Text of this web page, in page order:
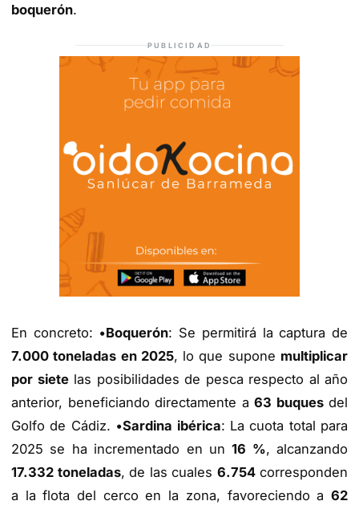
boquerón.
PUBLICIDAD
En concreto: •Boquerón: Se permitirá la captura de
7.000 toneladas en 2025, lo que supone multiplicar
por sietelas posibilidades de pesca respecto al año
anterior, beneficiando directamente a 63 buquesdel
Golfo de Cádiz. •Sardina ibérica: La cuota total para
2025 se ha incrementado en un16 %, alcanzando
17.332 toneladas, de las cuales 6.754corresponden
a la flota del cerco en la zona, favoreciendo a 62